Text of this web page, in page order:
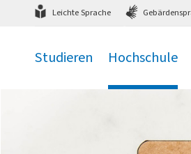
zum Hauptmenü zum Inhalt,
Leichte Sprache
Studieren Hochschule